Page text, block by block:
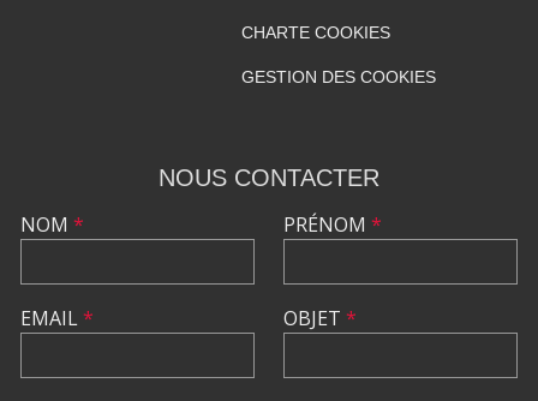
CHARTE COOKIES
GESTION DES COOKIES
NOUS CONTACTER
NOM *
EMAIL*
PRÉNOM *
OBJET *